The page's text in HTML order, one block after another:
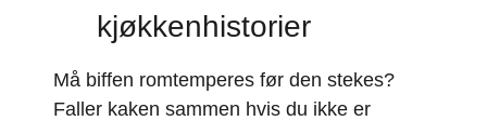
kjøkkenhistorier
Må biffen romtemperes før den stekes?
Faller kaken sammen hvis du ikke er